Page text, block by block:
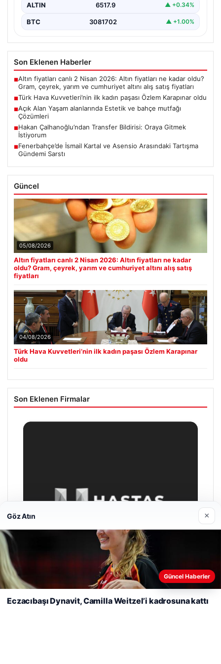
ALTIN 6517.9 ▲ +0.34%
BTC 3081702 ▲ +1.00%
Son Eklenen Haberler
■Altın fiyatları canlı 2 Nisan 2026: Altın fiyatları ne kadar oldu?
Gram, çeyrek, yarım ve cumhuriyet altını alış satış fiyatları
■Türk Hava Kuvvetleri’nin ilk kadın paşası Özlem Karapınar oldu
■Açık Alan Yaşam alanlarında Estetik ve bahçe mutfağı
Çözümleri
■Hakan Çalhanoğlu’ndan Transfer Bildirisi: Oraya Gitmek
İstiyorum
■Fenerbahçe’de İsmail Kartal ve Asensio Arasındaki Tartışma
Gündemi Sarstı
Güncel
05/08/2026
Altın fiyatları canlı 2 Nisan 2026: Altın fiyatları ne kadar
oldu? Gram, çeyrek, yarım ve cumhuriyet altını alış satış
fiyatları
04/08/2026
Türk Hava Kuvvetleri’nin ilk kadın paşası Özlem Karapınar
oldu
Son Eklenen Firmalar
Web sitemizi nasıl kullandığınızı daha iyi anlayabilmek,
deneyiminizi kişiselleştirmek ve geliştirmek amacıyla çerezler
kullanıyoruz.
Çerez Politikamız
Reddet Kabul Et
Göz Atın ×
Güncel Haberler
Eczacıbaşı Dynavit, Camilla Weitzel’i kadrosuna kattı